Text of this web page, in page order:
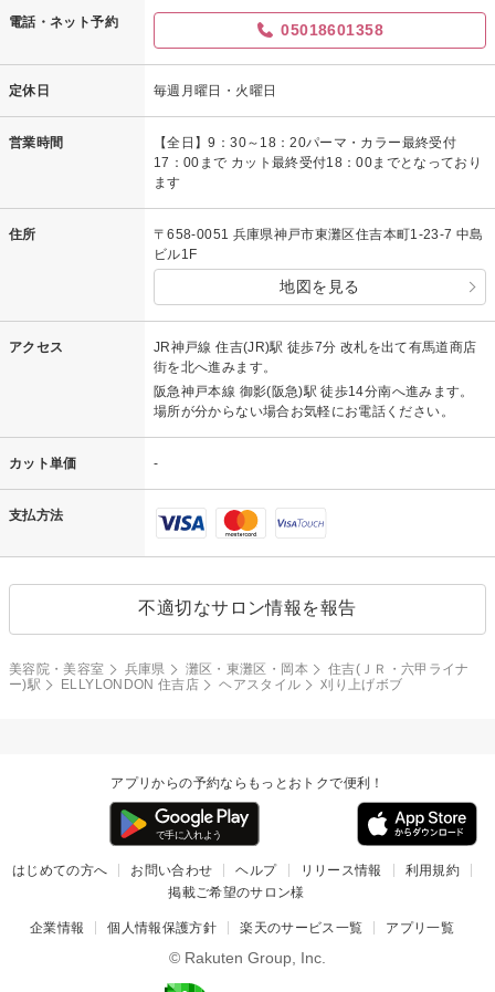
電話・ネット予約 05018601358
定休日 毎週月曜日・火曜日
営業時間
【全日】9：30～18：20パーマ・カラー最終受付
17：00まで カット最終受付18：00までとなっており
ます
住所
〒658-0051 兵庫県神戸市東灘区住吉本町1-23-7 中島
ビル1F
地図を見る
アクセス
JR神戸線 住吉(JR)駅 徒歩7分 改札を出て有馬道商店
街を北へ進みます。
阪急神戸本線 御影(阪急)駅 徒歩14分南へ進みます。
場所が分からない場合お気軽にお電話ください。
カット単価 -
支払方法
不適切なサロン情報を報告
美容院・美容室 兵庫県 灘区・東灘区・岡本
住吉(ＪＲ・六甲ライナ
ー)駅
ELLYLONDON 住吉店 ヘアスタイル 刈り上げボブ
アプリからの予約ならもっとおトクで便利！
はじめての方へ お問い合わせ ヘルプ リリース情報
利用規約
掲載ご希望のサロン様
企業情報 個人情報保護方針 楽天のサービス一覧 アプリ一覧
© Rakuten Group, Inc.